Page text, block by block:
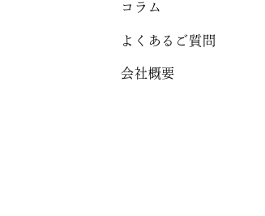
コラム
よくあるご質問
会社概要